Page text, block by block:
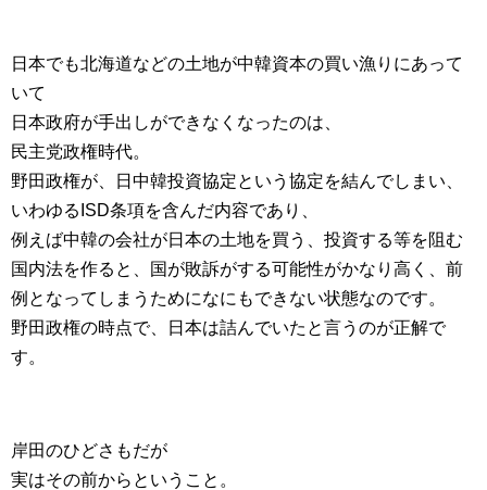
日本でも北海道などの土地が中韓資本の買い漁りにあって
いて
日本政府が手出しができなくなったのは、
民主党政権時代。
野田政権が、日中韓投資協定という協定を結んでしまい、
いわゆるISD条項を含んだ内容であり、
例えば中韓の会社が日本の土地を買う、投資する等を阻む
国内法を作ると、国が敗訴がする可能性がかなり高く、前
例となってしまうためになにもできない状態なのです。
野田政権の時点で、日本は詰んでいたと言うのが正解で
す。
岸田のひどさもだが
実はその前からということ。